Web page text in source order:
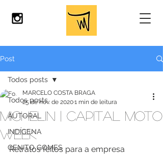
Post
Todos posts
AUTORAL
INDÍGENA
GENITO GOMES
Todos posts
MICHELIN | CAPITAL MOTO
WEEK
MARCELO COSTA BRAGA
25 de nov. de 20201 min de leitura
Retratos feitos para a empresa